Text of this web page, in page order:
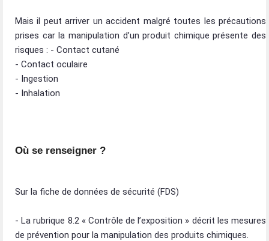
​ ​ Mais il peut arriver un accident malgré toutes les précautions
prises car la manipulation d’un produit chimique présente des
risques : - Contact cutané
​ - Contact oculaire
​ - Ingestion
​ - Inhalation
Où se renseigner ?
Sur la fiche de données de sécurité (FDS)
- La rubrique 8.2 « Contrôle de l’exposition » décrit les mesures
de prévention pour la manipulation des produits chimiques.